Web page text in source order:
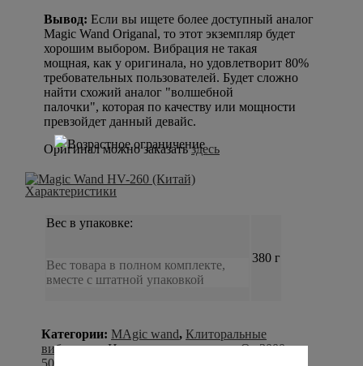
Вывод: Если вы ищете более доступный аналог
Magic Wand Origanal, то этот экземпляр будет
хорошим выбором. Вибрация не такая
мощная, как у оригинала, но удовлетворит 80%
требовательных пользователей. Будет сложно
найти схожий аналог "волшебной
палочки", которая по качеству или мощности
превзойдет данный девайс.
Оригинал можно заказатьздесь
Характеристики
Вес в упаковке:
Вес товара в полном комплекте,
вместе с штатной упаковкой
380 г
Категории: MAgic wand, Клиторальные
вибраторы, Идеи для начинающих, От 3000 до
5000 рублей